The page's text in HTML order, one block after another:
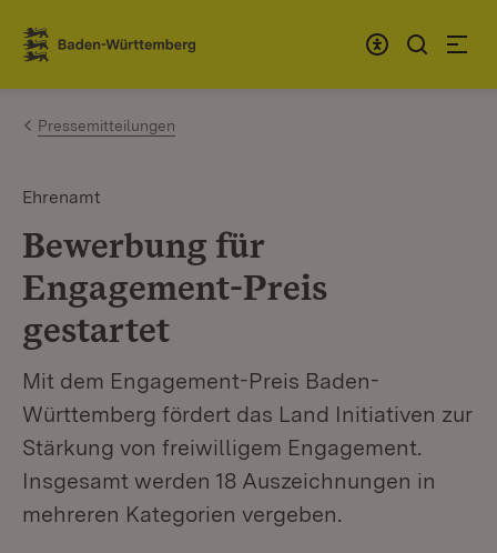
Zum Inhalt springen
Link zur Startseite
Pressemitteilungen
Ehrenamt
Bewerbung für
Engagement-Preis
gestartet
Mit dem Engagement-Preis Baden-
Württemberg fördert das Land Initiativen zur
Stärkung von freiwilligem Engagement.
Insgesamt werden 18 Auszeichnungen in
mehreren Kategorien vergeben.